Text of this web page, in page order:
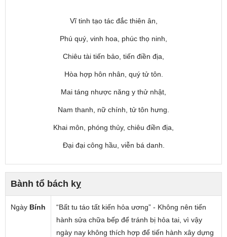
Vĩ tinh tạo tác đắc thiên ân,
Phú quý, vinh hoa, phúc thọ ninh,
Chiêu tài tiến bảo, tiến điền địa,
Hòa hợp hôn nhân, quý tử tôn.
Mai táng nhược năng y thử nhật,
Nam thanh, nữ chính, tử tôn hưng.
Khai môn, phóng thủy, chiêu điền địa,
Đại đại công hầu, viễn bá danh.
Bành tổ bách kỵ
Ngày Bính
“Bất tu táo tất kiến hỏa ương” - Không nên tiến
hành sửa chữa bếp để tránh bị hỏa tai, vì vậy
ngày nay không thích hợp để tiến hành xây dựng